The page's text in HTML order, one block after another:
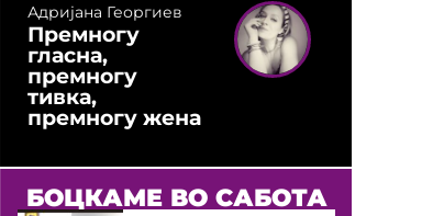
Адријана Георгиев
Премногу
гласна,
премногу
тивка,
премногу жена
БОЦКАМЕ ВО САБОТА